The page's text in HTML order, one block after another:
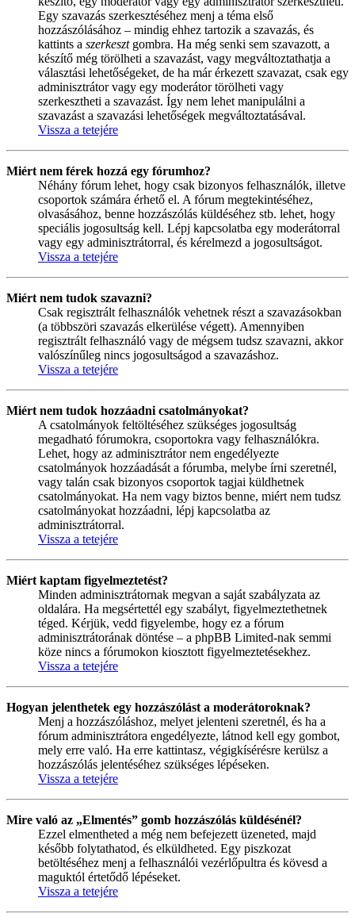
Egy szavazás szerkesztéséhez menj a téma első
hozzászólásához – mindig ehhez tartozik a szavazás, és
kattints a szerkesztgombra. Ha még senki sem szavazott, a
készítő még törölheti a szavazást, vagy megváltoztathatja a
választási lehetőségeket, de ha már érkezett szavazat, csak egy
adminisztrátor vagy egy moderátor törölheti vagy
szerkesztheti a szavazást. Így nem lehet manipulálni a
szavazást a szavazási lehetőségek megváltoztatásával.
Vissza a tetejére
Miért nem férek hozzá egy fórumhoz?
Néhány fórum lehet, hogy csak bizonyos felhasználók, illetve
csoportok számára érhető el. A fórum megtekintéséhez,
olvasásához, benne hozzászólás küldéséhez stb. lehet, hogy
speciális jogosultság kell. Lépj kapcsolatba egy moderátorral
vagy egy adminisztrátorral, és kérelmezd a jogosultságot.
Vissza a tetejére
Miért nem tudok szavazni?
Csak regisztrált felhasználók vehetnek részt a szavazásokban
(a többszöri szavazás elkerülése végett). Amennyiben
regisztrált felhasználó vagy de mégsem tudsz szavazni, akkor
valószínűleg nincs jogosultságod a szavazáshoz.
Vissza a tetejére
Miért nem tudok hozzáadni csatolmányokat?
A csatolmányok feltöltéséhez szükséges jogosultság
megadható fórumokra, csoportokra vagy felhasználókra.
Lehet, hogy az adminisztrátor nem engedélyezte
csatolmányok hozzáadását a fórumba, melybe írni szeretnél,
vagy talán csak bizonyos csoportok tagjai küldhetnek
csatolmányokat. Ha nem vagy biztos benne, miért nem tudsz
csatolmányokat hozzáadni, lépj kapcsolatba az
adminisztrátorral.
Vissza a tetejére
Miért kaptam figyelmeztetést?
Minden adminisztrátornak megvan a saját szabályzata az
oldalára. Ha megsértettél egy szabályt, figyelmeztethetnek
téged. Kérjük, vedd figyelembe, hogy ez a fórum
adminisztrátorának döntése – a phpBB Limited-nak semmi
köze nincs a fórumokon kiosztott figyelmeztetésekhez.
Vissza a tetejére
Hogyan jelenthetek egy hozzászólást a moderátoroknak?
Menj a hozzászóláshoz, melyet jelenteni szeretnél, és ha a
fórum adminisztrátora engedélyezte, látnod kell egy gombot,
mely erre való. Ha erre kattintasz, végigkísérésre kerülsz a
hozzászólás jelentéséhez szükséges lépéseken.
Vissza a tetejére
Mire való az „Elmentés” gomb hozzászólás küldésénél?
Ezzel elmentheted a még nem befejezett üzeneted, majd
később folytathatod, és elküldheted. Egy piszkozat
betöltéséhez menj a felhasználói vezérlőpultra és kövesd a
maguktól értetődő lépéseket.
Vissza a tetejére